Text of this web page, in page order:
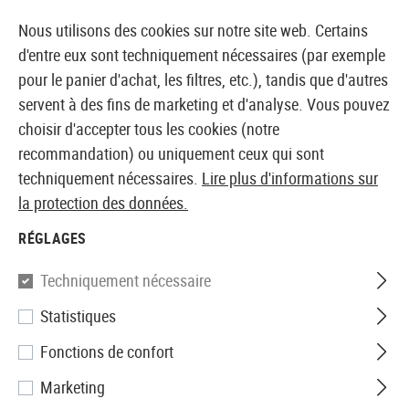
BOUTIQUE ET GROSSISTE EUROPÉEN AIRSOFT
Marques EoTech
Aucun produit trouvé.
Nous utilisons des cookies sur notre site web. Certains
d'entre eux sont techniquement nécessaires (par exemple
pour le panier d'achat, les filtres, etc.), tandis que d'autres
servent à des fins de marketing et d'analyse. Vous pouvez
choisir d'accepter tous les cookies (notre
recommandation) ou uniquement ceux qui sont
techniquement nécessaires. Lire plus d'informations sur
la protection des données.
RÉGLAGES
Techniquement nécessaire
Statistiques
Fonctions de confort
Marketing